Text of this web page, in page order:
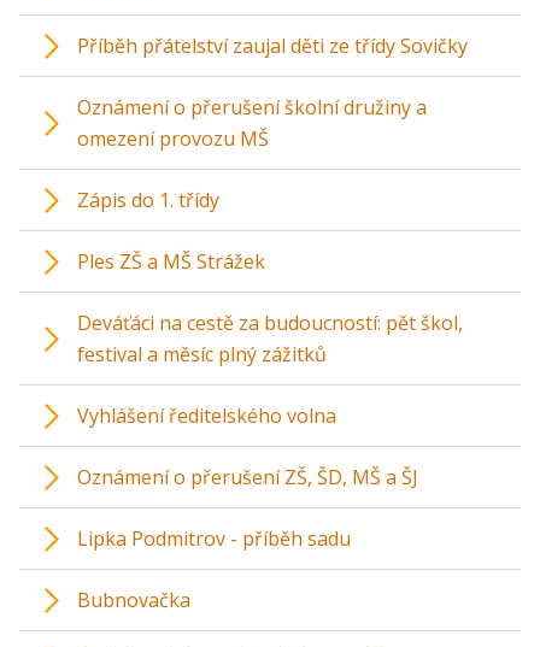
Příběh přátelství zaujal děti ze třídy Sovičky
Oznámení o přerušení školní družiny a
omezení provozu MŠ
Zápis do 1. třídy
Ples ZŠ a MŠ Strážek
Deváťáci na cestě za budoucností: pět škol,
festival a měsíc plný zážitků
Vyhlášení ředitelského volna
Oznámení o přerušení ZŠ, ŠD, MŠ a ŠJ
Lipka Podmitrov - příběh sadu
Bubnovačka